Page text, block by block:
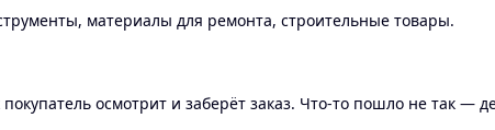
материалы для ремонта, строительные товары.
осмотрит и заберёт заказ. Что-то пошло не так —